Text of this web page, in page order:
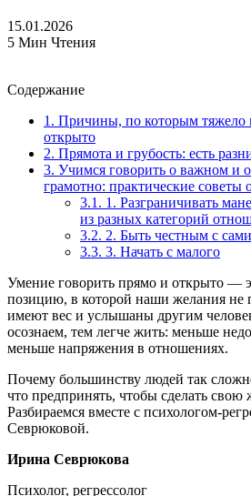
15.01.2026
5 Мин Чтения
Содержание
1. Причины, по которым тяжело
открыто
2. Прямота и грубость: есть
3. Учимся говорить о важном и
грамотно: практические советы
3.1. 1. Разграничивать
из разных категорий
3.2. 2. Быть честным с
3.3. 3. Начать с малого
Умение говорить прямо и открыто —
позицию, в которой наши желания не
имеют вес и услышаны другим
осознаем, тем легче жить: меньше
меньше напряжения в отношениях.
Почему большинству людей так
что предпринять, чтобы сделать свою
Разбираемся вместе с психологом-
Севрюковой.
Ирина Севрюкова
Психолог, регрессолог